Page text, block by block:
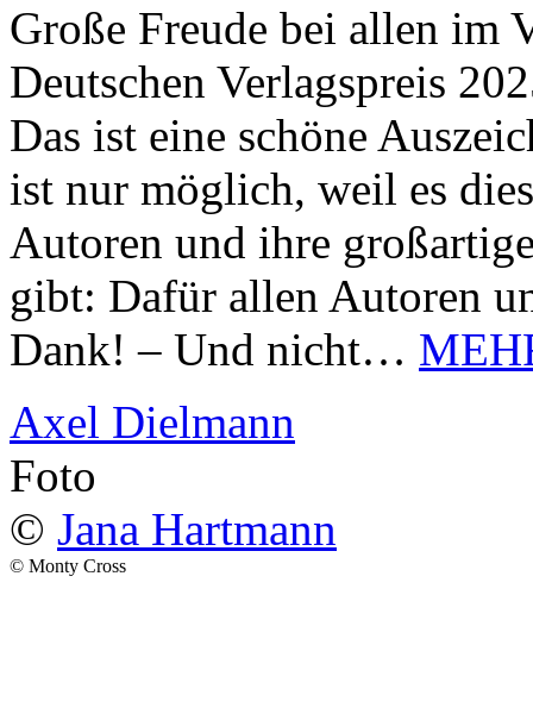
Große Freude bei allen im
Deutschen Verlagspreis
Das ist eine schöne
ist nur möglich, weil es
Autoren und ihre
gibt: Dafür allen Autoren
Dank! – Und nicht…
Axel Dielmann
Foto
© Jana Hartmann
© Monty Cross